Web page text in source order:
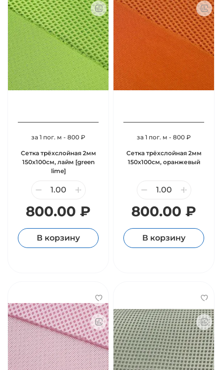
за 1 пог. м - 800 ₽
Сетка трёхслойная 2мм
150х100см, лайм [green
lime]
800.00 ₽
В корзину
за 1 пог. м - 800 ₽
Сетка трёхслойная 2мм
150х100см, оранжевый
800.00 ₽
В корзину